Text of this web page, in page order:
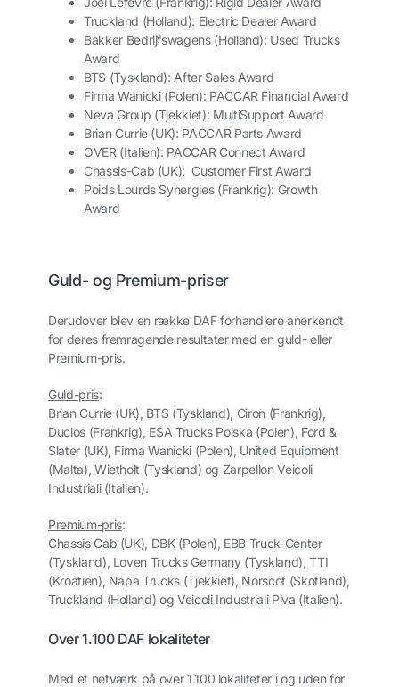
Truckland (Holland): Electric Dealer Award
Bakker Bedrijfswagens (Holland): Used Trucks
Award
BTS (Tyskland): After Sales Award
Firma Wanicki (Polen): PACCAR Financial Award
Neva Group (Tjekkiet): MultiSupport Award
Brian Currie (UK): PACCAR Parts Award
OVER (Italien): PACCAR Connect Award
Chassis-Cab (UK): Customer First Award
Poids Lourds Synergies (Frankrig): Growth
Award
Guld- og Premium-priser
Derudover blev en række DAF forhandlere anerkendt
for deres fremragende resultater med en guld- eller
Premium-pris.
Guld-pris:
Brian Currie (UK), BTS (Tyskland), Ciron (Frankrig),
Duclos (Frankrig), ESA Trucks Polska (Polen), Ford &
Slater (UK), Firma Wanicki (Polen), United Equipment
(Malta), Wietholt (Tyskland) og Zarpellon Veicoli
Industriali (Italien).
Premium-pris:
Chassis Cab (UK), DBK (Polen), EBB Truck-Center
(Tyskland), Loven Trucks Germany (Tyskland), TTI
(Kroatien), Napa Trucks (Tjekkiet), Norscot (Skotland),
Truckland (Holland) og Veicoli Industriali Piva (Italien).
Over 1.100 DAF lokaliteter
Med et netværk på over 1.100 lokaliteter i og uden for